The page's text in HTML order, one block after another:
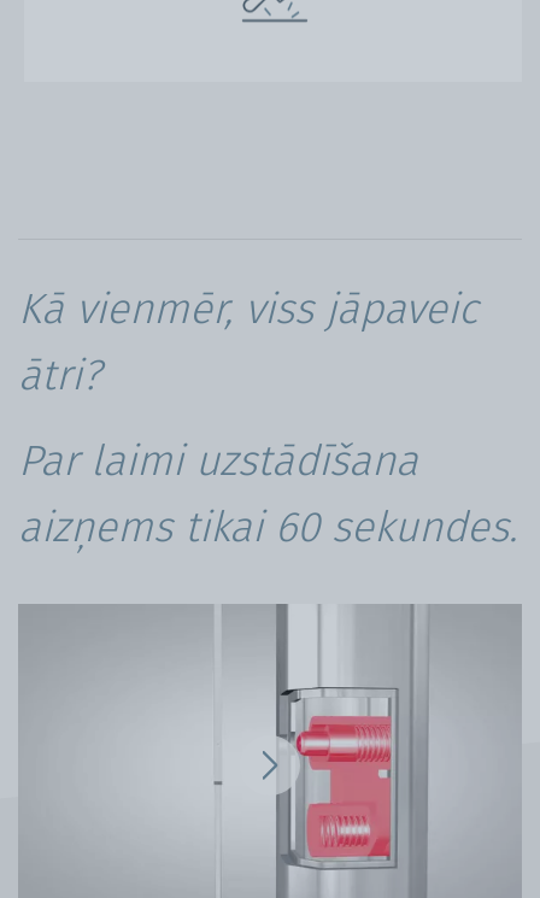
Kā vienmēr, viss jāpaveic
ātri?
Par laimi uzstādīšana
aizņems tikai 60 sekundes.